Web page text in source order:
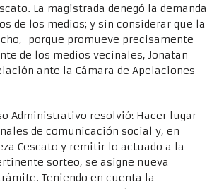
La magistrada denegó la demanda
de los medios; y sin considerar que la
porque promueve precisamente
de los medios vecinales, Jonatan
ante la Cámara de Apelaciones
Administrativo resolvió: Hacer lugar
de comunicación social y, en
Cescato y remitir lo actuado a la
sorteo, se asigne nueva
Teniendo en cuenta la